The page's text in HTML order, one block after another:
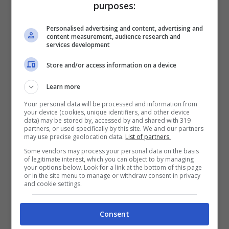
Il Treno Reale di Palazzo Variggiana è una location unica in
Italia in cui cenare – Viagginews.com
Portato poi a Bologna con un trasporto
purposes:
Personalised advertising and content, advertising and
content measurement, audience research and
services development
Store and/or access information on a device
Learn more
Your personal data will be processed and information from
your device (cookies, unique identifiers, and other device
data) may be stored by, accessed by and shared with 319
partners, or used specifically by this site. We and our partners
may use precise geolocation data. List of partners.
Some vendors may process your personal data on the basis
of legitimate interest, which you can object to by managing
your options below. Look for a link at the bottom of this page
or in the site menu to manage or withdraw consent in privacy
and cookie settings.
Consent